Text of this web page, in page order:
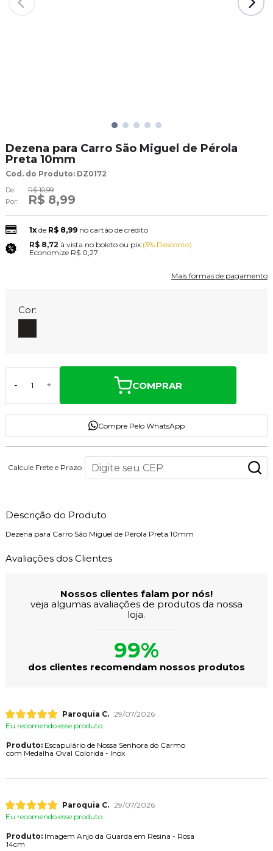
Dezena para Carro São Miguel de Pérola
Preta 10mm
Cod. do Produto: DZ0172
De:
R$ 10,99
Por:
R$ 8,99
1xde R$ 8,99 no cartão de crédito
R$ 8,72 à vista no boleto ou pix (3% Desconto)
Economize R$ 0,27
Mais formas de pagamento
Cor:
- + COMPRAR
Compre Pelo WhatsApp
Calcule Frete e Prazo
Descrição do Produto
Dezena para Carro São Miguel de Pérola Preta 10mm
Avaliações dos Clientes
Nossos clientes falam por nós!
veja algumas avaliações de produtos da nossa
loja.
99%
dos clientes recomendam nossos produtos
Paroquia C. 29/07/2026
Eu recomendo esse produto.
Produto:Escapulário de Nossa Senhora do Carmo
com Medalha Oval Colorida - Inox
Paroquia C. 29/07/2026
Eu recomendo esse produto.
Produto:Imagem Anjo da Guarda em Resina - Rosa
14cm